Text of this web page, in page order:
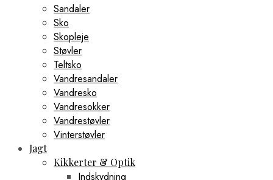
Sandaler
Sko
Skopleje
Støvler
Teltsko
Vandresandaler
Vandresko
Vandresokker
Vandrestøvler
Vinterstøvler
Jagt
Kikkerter & Optik
Indskydning